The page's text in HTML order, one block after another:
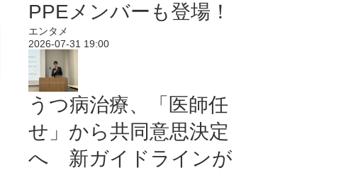
PPEメンバーも登場！
エンタメ
2026-07-31 19:00
うつ病治療、「医師任
せ」から共同意思決定
へ 新ガイドラインが